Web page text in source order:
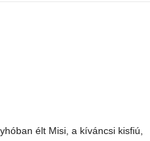
élt Misi, a kíváncsi kisfiú,